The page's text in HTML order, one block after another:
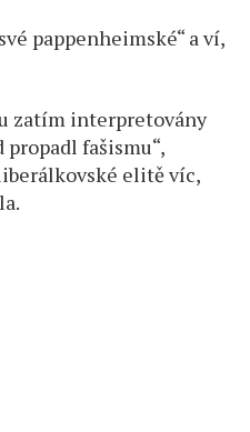
pappenheimské“ a ví,
zatím interpretovány
propadl fašismu“,
elitě víc,